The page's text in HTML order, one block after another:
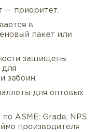
— приоритет.
в
пакет или
защищены
для
забоин.
для оптовых
ASME: Grade, NPS
производителя